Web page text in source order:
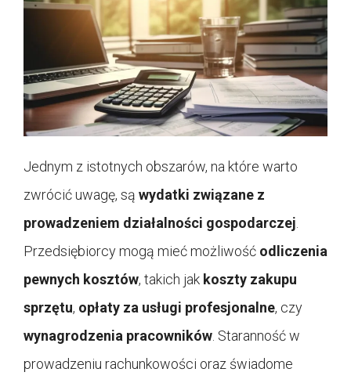
Jednym z istotnych obszarów, na które warto
zwrócić uwagę, są wydatki związane z
prowadzeniem działalności gospodarczej.
Przedsiębiorcy mogą mieć możliwość odliczenia
pewnych kosztów, takich jak koszty zakupu
sprzętu, opłaty za usługi profesjonalne, czy
wynagrodzenia pracowników. Staranność w
prowadzeniu rachunkowości oraz świadome